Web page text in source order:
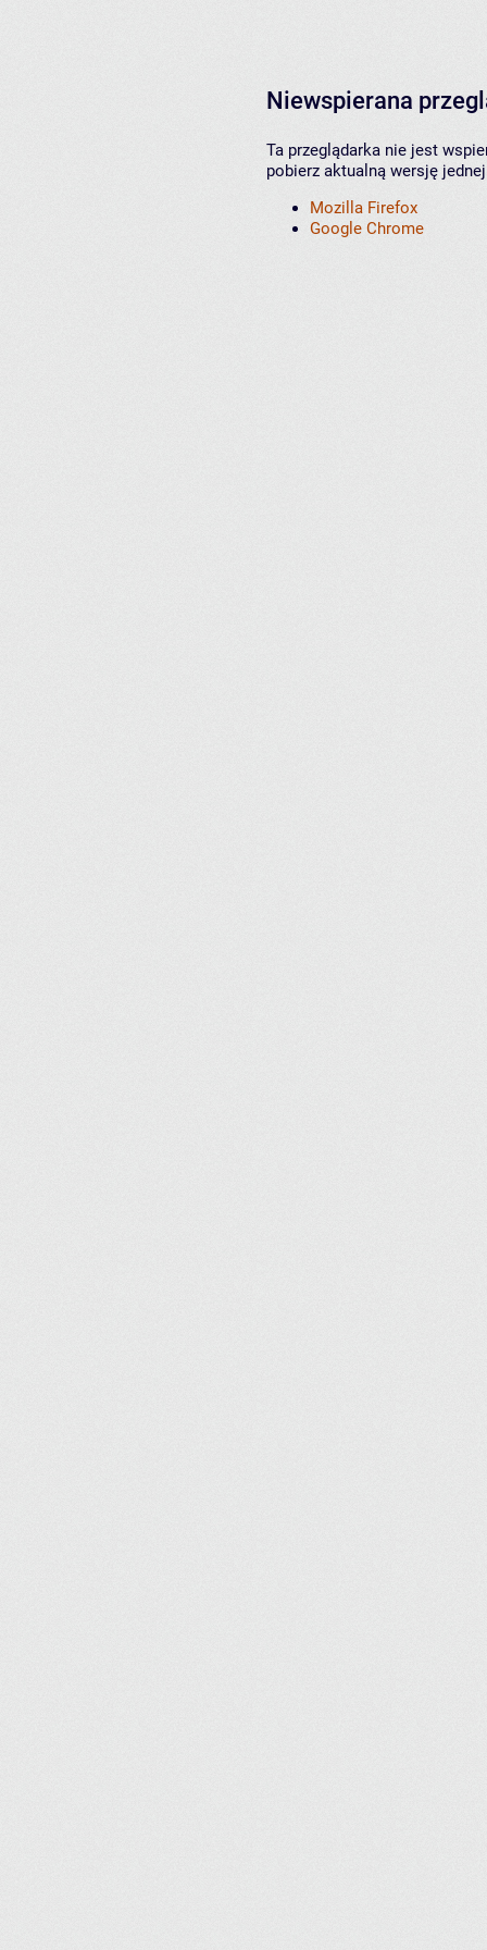
Niewspierana
Ta przeglądarka nie jest
pobierz aktualną wersję
Mozilla Firefox
Google Chrome